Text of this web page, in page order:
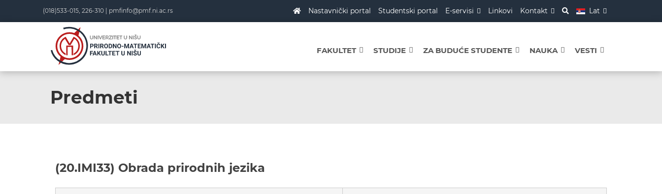
(018)533-015, 226-310 | pmfinfo@pmf.ni.ac.rs Nastavnički portal Studentski portal E-servisi Linkovi Kontakt Lat
FAKULTET STUDIJE ZA BUDUĆE STUDENTE NAUKA VESTI
Predmeti
(20.IMI33) Obrada prirodnih jezika